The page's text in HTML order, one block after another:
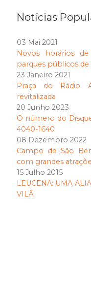
Notícias
03 Mai 2021
Novos horários
parques públicos de
23 Janeiro 2021
Praça do Rádio
revitalizada
20 Junho 2023
O número do
4040-1640
08 Dezembro 2022
Campo de São
com grandes
15 Julho 2015
LEUCENA: UMA
VILÃ